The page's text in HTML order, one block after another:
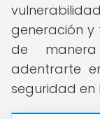
generación
de
adentrarte
seguridad en